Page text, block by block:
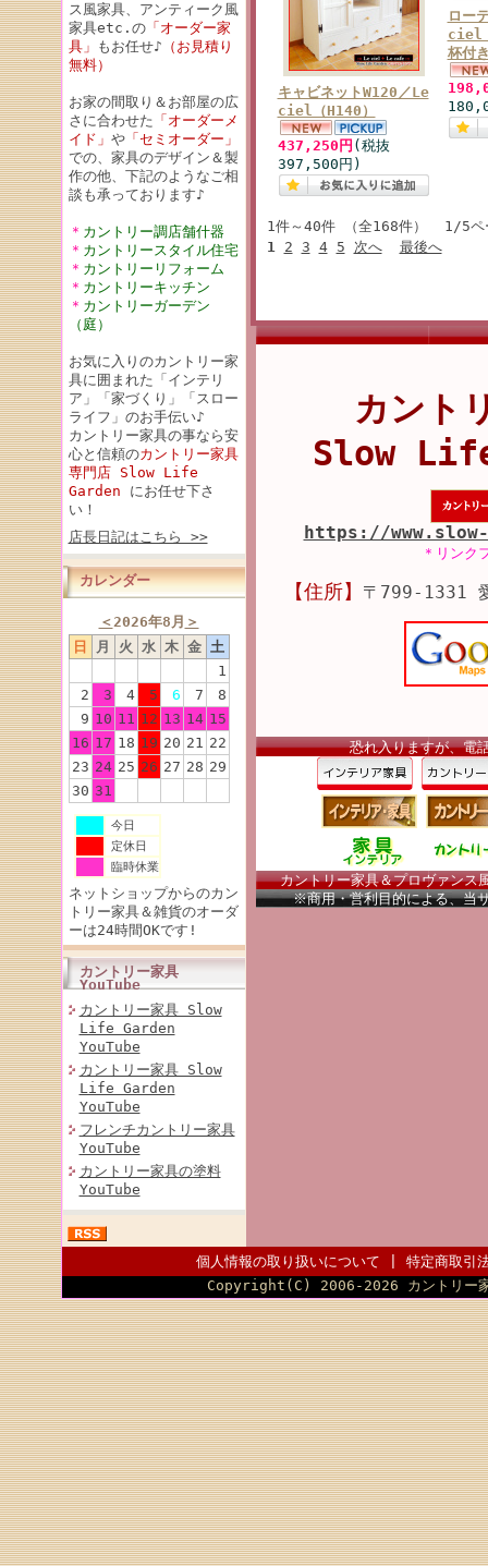
ス風家具、アンティーク風
家具etc.の「オーダー家
具」 もお任せ♪ （お見積り
無料）
お家の間取り＆お部屋の広
さに合わせた 「オーダーメ
イド」 や「セミオーダー」
での、家具のデザイン＆製
作の他、下記のようなご相
談も承っております♪
＊ カントリー調店舗什器
＊ カントリースタイル住宅
＊ カントリーリフォーム
＊ カントリーキッチン
＊ カントリーガーデン
（庭）
お気に入りのカントリー家
具に囲まれた「インテリ
ア」「家づくり」「スロー
ライフ」のお手伝い♪
カントリー家具の事なら安
心と信頼のカントリー家具
専門店 Slow Life
Garden にお任せ下さ
い！
店長日記はこちら >>
カレンダー
＜2026年8月 ＞
日
月 火 水 木 金 土
1
2
3 4 5 6 7
8
9 10 11 12 13 14 15
16 17 18 19 20 21 22
23 24 25 26 27 28 29
30 31
今日
定休日
臨時休業
ネットショップからのカン
トリー家具＆雑貨のオーダ
ーは24時間OKです!
カントリー家具
YouTube
カントリー家具 Slow
Life Garden
YouTube
カントリー家具 Slow
Life Garden
YouTube
フレンチカントリー家具
YouTube
カントリー家具の塗料
YouTube
キャビネットW120／Le
ciel（H140）
437,250円 (税抜
397,500円)
ロー
ciel
杯付
1件～40件 （全168件） 1/5ペ
1
2 3 4 5 次へ 最後へ
カント
Slow
https://
＊リンク
【住所】 〒799-1331
恐れ入りますが、電
カントリー家具＆プロヴァン
※商用・営利目的による、当
個人情報の取り扱いについて
特定商取引
Copyright(C) 2006-2026 カント